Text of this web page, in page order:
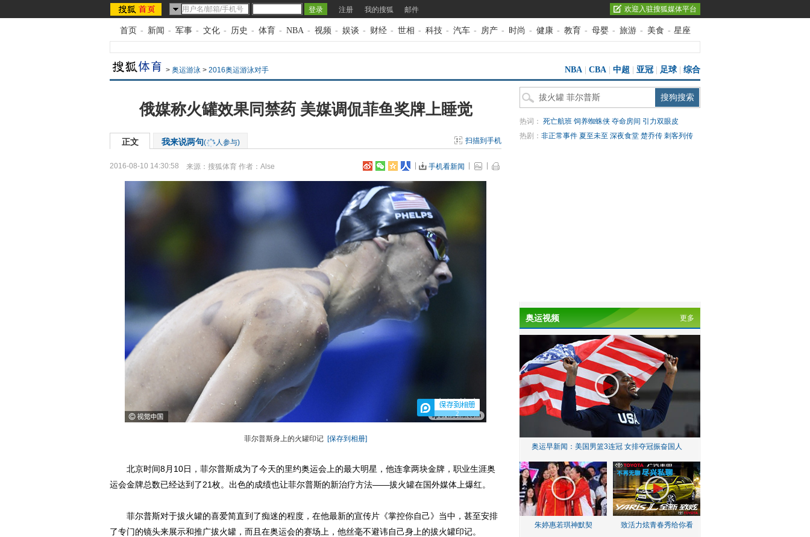
注册 我的搜狐 邮件 欢迎入驻搜狐媒体平台
首页 - 新闻 - 军事 - 文化 - 历史 - 体育 - NBA - 视频 - 娱谈 - 财经 - 世相 - 科技 - 汽车 - 房产 - 时尚 - 健康 - 教育 - 母婴 - 旅游 - 美食 - 星座
> 奥运游泳 > 2016奥运游泳对手 NBA CBA 中超 亚冠 足球| 综合
俄媒称火罐效果同禁药 美媒调侃菲鱼奖牌上睡觉
正文 我来说两句( 人参与) 扫描到手机
2016-08-10 14:30:58 来源： 搜狐体育 作者：Alse 手机看新闻
2
菲尔普斯身上的火罐印记 [保存到相册]
北京时间8月10日，菲尔普斯成为了今天的里约奥运会上的最大明星，他连拿两块金牌，职业生涯奥
运会金牌总数已经达到了21枚。出色的成绩也让菲尔普斯的新治疗方法——拔火罐在国外媒体上爆红。
菲尔普斯对于拔火罐的喜爱简直到了痴迷的程度，在他最新的宣传片《掌控你自己》当中，甚至安排
了专门的镜头来展示和推广拔火罐，而且在奥运会的赛场上，他丝毫不避讳自己身上的拔火罐印记。
热词： 死亡航班 饲养蜘蛛侠 夺命房间 引力双眼皮
热剧： 非正常事件 夏至未至 深夜食堂 楚乔传 刺客列传
奥运视频 更多
奥运早新闻：美国男篮3连冠 女排夺冠振奋国人
朱婷惠若琪神默契 致活力炫青春秀给你看